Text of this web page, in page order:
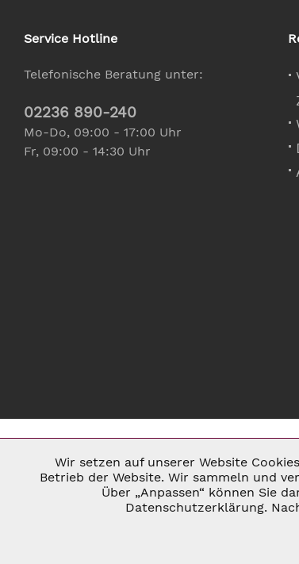
Service Hotline
Telefonische Beratung unter:
02236 890-240
Mo-Do, 09:00 - 17:00 Uhr
Fr, 09:00 - 14:30 Uhr
* ALLE PREISE INKL.
Notwendig
Wir setzen auf unserer Website
Betrieb der Website. Wir sammeln und
Über „Anpassen“ können Sie
Datenschutzerklärung.